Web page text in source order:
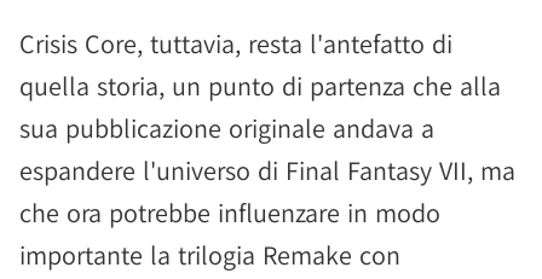
Crisis Core, tuttavia, resta l'antefatto di
quella storia, un punto di partenza che alla
sua pubblicazione originale andava a
espandere l'universo di Final Fantasy VII, ma
che ora potrebbe influenzare in modo
importante la trilogia Remake con